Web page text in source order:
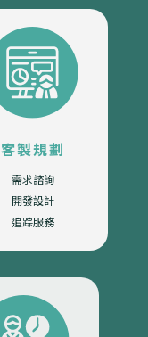
客製規劃
需求諮詢
開發設計
追踪服務